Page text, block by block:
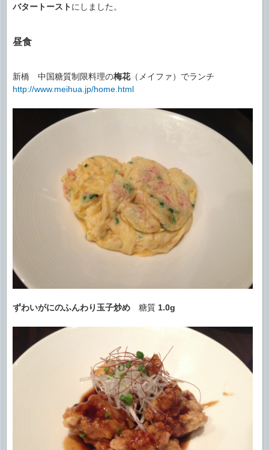
バタートーストにしました。
昼食
新橋 中国糖質制限料理の梅花（メイファ）でランチ
http://www.meihua.jp/home.html
ずわいがにのふんわり玉子炒め 糖質 1.0g